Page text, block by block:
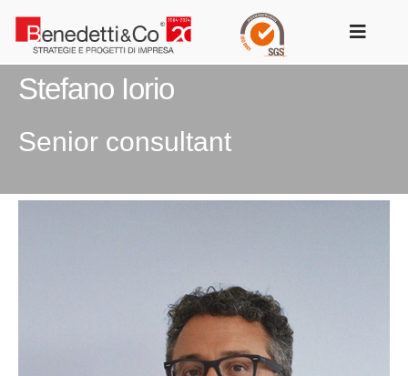
contenuto
Toggle
Stefano Iorio
Senior consultant